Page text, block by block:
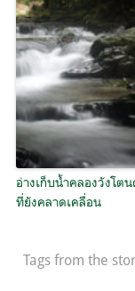
อ่างเก็บน้ำคลองวังโต
ที่ยังคลาดเคลื่อน
Tags from the